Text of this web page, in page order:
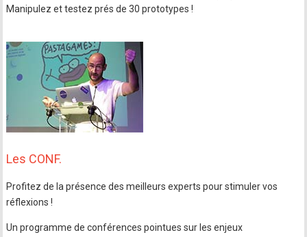
Manipulez et testez prés de 30 prototypes !
Les CONF.
Profitez de la présence des meilleurs experts pour stimuler vos
réflexions !
Un programme de conférences pointues sur les enjeux